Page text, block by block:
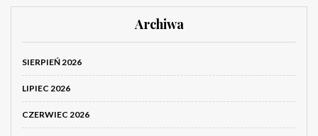
Archiwa
SIERPIEŃ 2026
LIPIEC 2026
CZERWIEC 2026